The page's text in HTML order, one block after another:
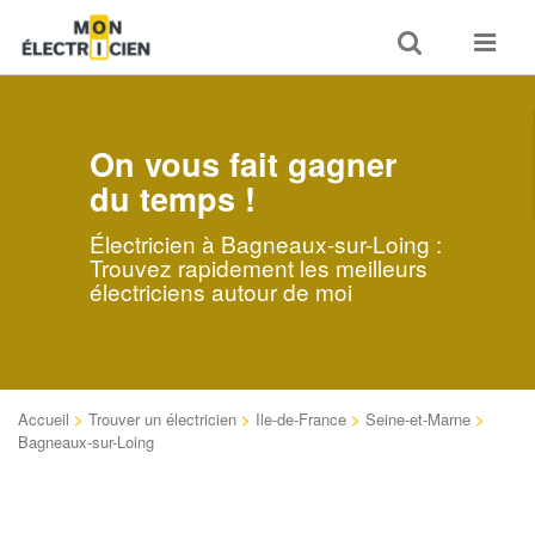
Toggle
search
Toggle
On vous fait gagner
du temps !
Électricien à Bagneaux-sur-Loing :
Trouvez rapidement les meilleurs
électriciens autour de moi
Accueil > Trouver un électricien > Ile-de-France > Seine-et-Marne >
Bagneaux-sur-Loing